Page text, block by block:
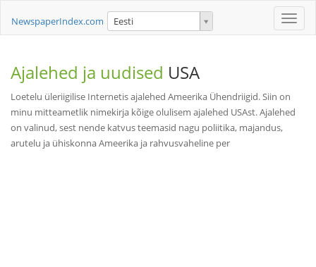
Toggle
NewspaperIndex.com Eesti
Ajalehed ja uudised USA
Loetelu üleriigilise Internetis ajalehed Ameerika Ühendriigid. Siin on
minu mitteametlik nimekirja kõige olulisem ajalehed USAst. Ajalehed
on valinud, sest nende katvus teemasid nagu poliitika, majandus,
arutelu ja ühiskonna Ameerika ja rahvusvaheline per